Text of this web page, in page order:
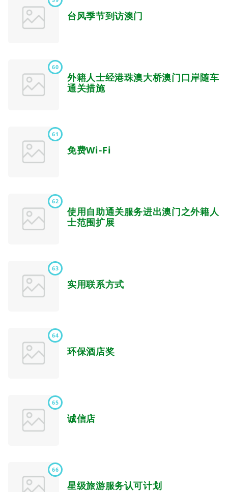
台风季节到访澳门
60
外籍人士经港珠澳大桥澳门口岸随车
通关措施
61
免费Wi-Fi
62
使用自助通关服务进出澳门之外籍人
士范围扩展
63
实用联系方式
64
环保酒店奖
65
诚信店
66
星级旅游服务认可计划